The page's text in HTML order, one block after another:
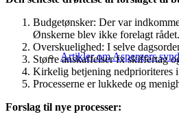
Artikler om Aspergers
Budgetønsker: Der var
Ønskerne blev ikke forelagt
Overskuelighed: I selve
Større anskaffelser fx skiffertag
Kirkelig betjening nedprioriteres
Processerne er lukkede og
Forslag til nye processer: